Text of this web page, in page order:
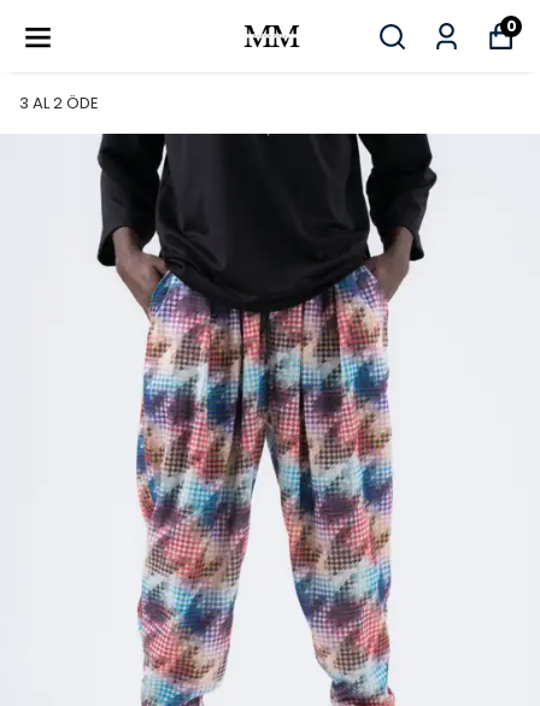
0
3 AL 2 ÖDE